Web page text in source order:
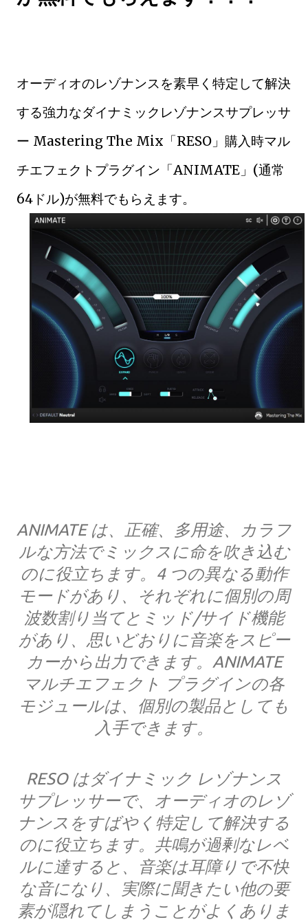
オーディオのレゾナンスを素早く特定して解決
する強力なダイナミックレゾナンスサプレッサ
ー Mastering The Mix「RESO」購入時マル
チエフェクトプラグイン「ANIMATE」(通常
64ドル)が無料でもらえます。
ANIMATE は、正確、多用途、カラフ
ルな方法でミックスに命を吹き込む
のに役立ちます。4 つの異なる動作
モードがあり、それぞれに個別の周
波数割り当てとミッド/サイド機能
があり、思いどおりに音楽をスピー
カーから出力できます。ANIMATE
マルチエフェクト プラグインの各
モジュールは、個別の製品としても
入手できます。
RESO はダイナミック レゾナンス
サプレッサーで、オーディオのレゾ
ナンスをすばやく特定して解決する
のに役立ちます。共鳴が過剰なレベ
ルに達すると、音楽は耳障りで不快
な音になり、実際に聞きたい他の要
素が隠れてしまうことがよくありま